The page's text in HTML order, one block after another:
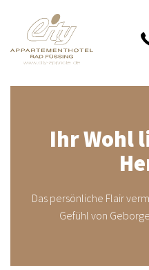
Ihr Wohl
Das persönliche Flair
Gefühl von